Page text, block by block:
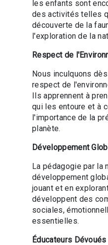
les enfants sont
des activités telles
découverte de la
l'exploration de la
Respect de
Nous inculquons
respect de
Ils apprennent à
qui les entoure et à
l'importance de la
planète.
Développement
La pédagogie par la
développement
jouant et en
développent des
sociales,
essentielles.
Éducateurs Dévoués